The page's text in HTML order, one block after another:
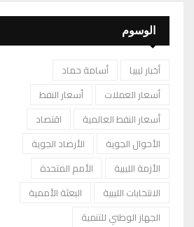
الوسوم
أخبار ليبيا
أسامة حماد
أسعار العملات
أسعار النفط
أسعار النفط العالمية
اقتصاد
الأحوال الجوية
الأرصاد الجوية
الأزمة الليبية
الأمم المتحدة
الانتخابات الليبية
البعثة الأممية
الجهاز الوطني للتنمية